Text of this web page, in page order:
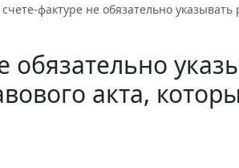
счете-фактуре не обязательно
обязательно
акта,